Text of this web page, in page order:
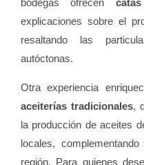
bodegas ofrecen
explicaciones sobre el
resaltando las
autóctonas.
Otra experiencia
aceiterías tradicionales,
la producción de aceites
locales,
región. Para quienes